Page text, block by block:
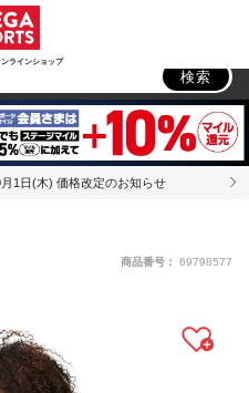
ンラインショップ
検索
1日(木) 価格改定のお知らせ
商品番号： 69798577